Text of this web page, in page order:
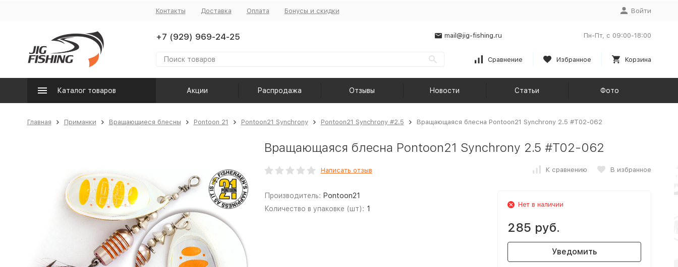
Контакты Доставка Оплата Бонусы и скидки Войти
+7 (929) 969-24-25 mail@jig-fishing.ru Пн-Пт, с 09:00-18:00
Сравнение Избранное Корзина
Каталог товаров Акции Распродажа Отзывы Новости Статьи Фото
Главная Приманки Вращающиеся блесны Pontoon 21 Pontoon21 Synchrony Pontoon21 Synchrony #2.5 Вращающаяся блесна Pontoon21 Synchrony 2.5 #T02-062
Вращающаяся блесна Pontoon21 Synchrony 2.5 #T02-062
Написать отзыв К сравнению В избранное
Производитель: Pontoon21
Количество в упаковке (шт): 1
Нет в наличии
285 руб.
Уведомить